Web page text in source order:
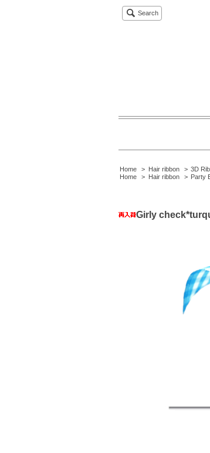
Search
Home > Hair ribbon > 3D
Home
> Hair ribbon > Party
Girly